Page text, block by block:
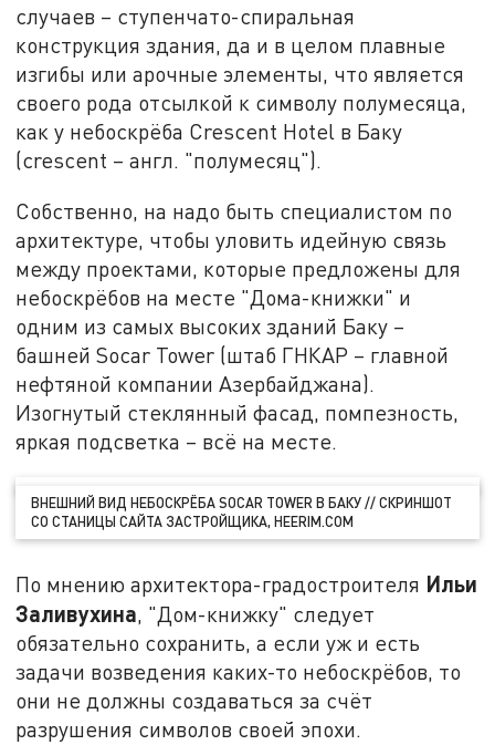
случаев – ступенчато-спиральная
конструкция здания, да и в целом плавные
изгибы или арочные элементы, что является
своего рода отсылкой к символу полумесяца,
как у небоскрёба Crescent Hotel в Баку
(crescent – англ. "полумесяц").
Собственно, на надо быть специалистом по
архитектуре, чтобы уловить идейную связь
между проектами, которые предложены для
небоскрёбов на месте "Дома-книжки" и
одним из самых высоких зданий Баку –
башней Socar Tower (штаб ГНКАР – главной
нефтяной компании Азербайджана).
Изогнутый стеклянный фасад, помпезность,
яркая подсветка – всё на месте.
ВНЕШНИЙ ВИД НЕБОСКРЁБА SOCAR TOWER В БАКУ // СКРИНШОТ
СО СТАНИЦЫ САЙТА ЗАСТРОЙЩИКА, HEERIM.COM
По мнению архитектора-градостроителя Ильи
Заливухина, "Дом-книжку" следует
обязательно сохранить, а если уж и есть
задачи возведения каких-то небоскрёбов, то
они не должны создаваться за счёт
разрушения символов своей эпохи.